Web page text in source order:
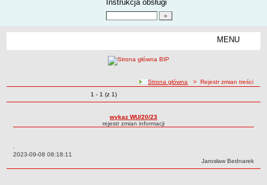
Instrukcja obsługi
MENU
SPOSÓB PRZYJMOWANIA I ZAŁATWIANIA SPRAW
Organizacja
Kierownictwo Zarządu Zasobu Komunalnego
ścieżka nawigacji
Strona główna > Rejestr zmian treści
Zmiany o pozycjach
1 - 1 (z 1)
wykaz WU/20/23
rejestr zmian informacji
Data:
2023-09-08 08:18:11
Autor:
Jarosław Bednarek